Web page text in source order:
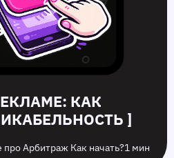
КАК
]
про Арбитраж Как начать?1 мин